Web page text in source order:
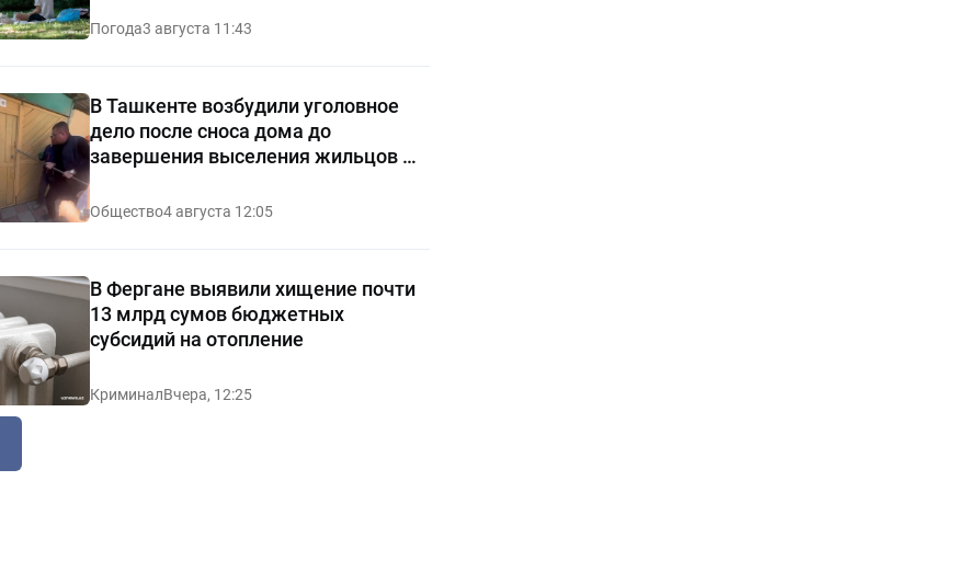
Погода3 августа 11:43
В Ташкенте возбудили уголовное
дело после сноса дома до
завершения выселения жильцов —
видео
Общество4 августа 12:05
В Фергане выявили хищение почти
13 млрд сумов бюджетных
субсидий на отопление
КриминалВчера, 12:25